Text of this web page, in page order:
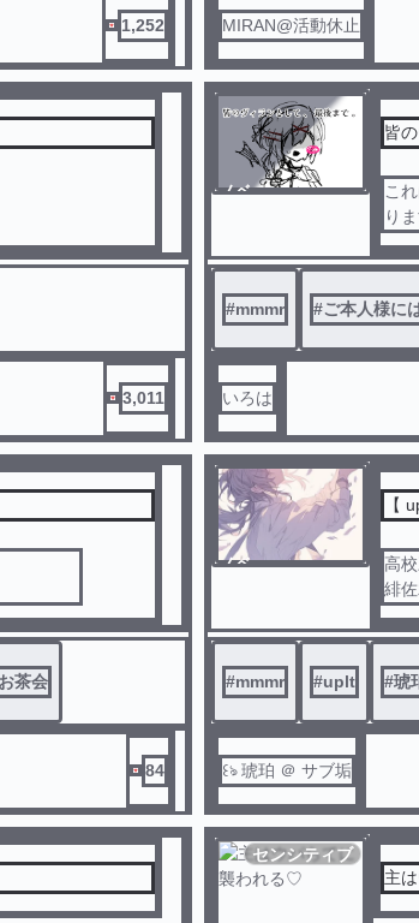
1,252
〜
U
ん
ま
MIRAN@活動休止
3,011
ノベ
皆
こ
り
ご
こ
ま
こ
#mmmr #ご本人様に
いろは
です 。
茶会
84
ノベ
【
高校
緋
恋
明
大
周
凛
し
壊
そ
#mmmr #uplt #琥
꒰ঌ 琥珀 ＠ サブ垢
センシティブ